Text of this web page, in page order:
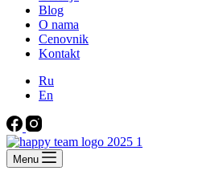
Blog
O nama
Cenovnik
Kontakt
Ru
En
Menu